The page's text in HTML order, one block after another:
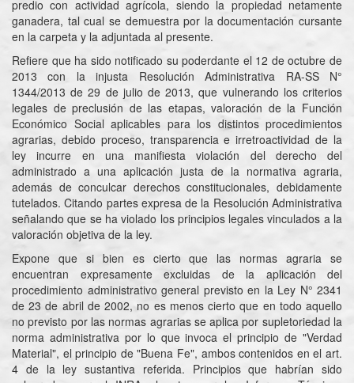
predio con actividad agrícola, siendo la propiedad netamente
ganadera, tal cual se demuestra por la documentación cursante
en la carpeta y la adjuntada al presente.
Refiere que ha sido notificado su poderdante el 12 de octubre de
2013 con la injusta Resolución Administrativa RA-SS N°
1344/2013 de 29 de julio de 2013, que vulnerando los criterios
legales de preclusión de las etapas, valoración de la Función
Económico Social aplicables para los distintos procedimientos
agrarias, debido proceso, transparencia e irretroactividad de la
ley incurre en una manifiesta violación del derecho del
administrado a una aplicación justa de la normativa agraria,
además de conculcar derechos constitucionales, debidamente
tutelados. Citando partes expresa de la Resolución Administrativa
señalando que se ha violado los principios legales vinculados a la
valoración objetiva de la ley.
Expone que si bien es cierto que las normas agraria se
encuentran expresamente excluidas de la aplicación del
procedimiento administrativo general previsto en la Ley N° 2341
de 23 de abril de 2002, no es menos cierto que en todo aquello
no previsto por las normas agrarias se aplica por supletoriedad la
norma administrativa por lo que invoca el principio de "Verdad
Material", el principio de "Buena Fe", ambos contenidos en el art.
4 de la ley sustantiva referida. Principios que habrían sido